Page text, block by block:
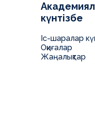
күнтізбе
Іс-шаралар
Оқиғалар
Жаңалықтар